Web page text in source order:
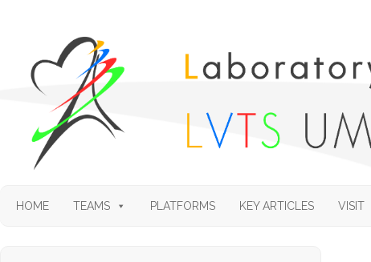
HOME TEAMS PLATFORMS KEY ARTICLES VISIT